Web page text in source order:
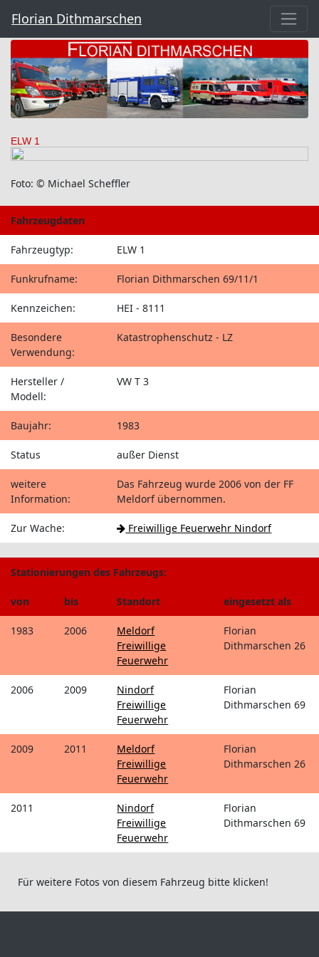
Florian Dithmarschen
ELW 1
Foto: © Michael Scheffler
Fahrzeugdaten
Fahrzeugtyp: ELW 1
Funkrufname: Florian Dithmarschen 69/11/1
Kennzeichen: HEI - 8111
Besondere
Verwendung:
Katastrophenschutz - LZ
Hersteller /
Modell:
VW T 3
Baujahr: 1983
Status außer Dienst
weitere
Information:
Das Fahrzeug wurde 2006 von der FF
Meldorf übernommen.
Zur Wache: Freiwillige Feuerwehr Nindorf
Stationierungen des Fahrzeugs:
von bis Standort eingesetzt als
1983 2006
Meldorf
Freiwillige
Feuerwehr
Florian
Dithmarschen 26
2006 2009
Nindorf
Freiwillige
Feuerwehr
Florian
Dithmarschen 69
2009 2011
Meldorf
Freiwillige
Feuerwehr
Florian
Dithmarschen 26
2011
Nindorf
Freiwillige
Feuerwehr
Florian
Dithmarschen 69
Für weitere Fotos von diesem Fahrzeug bitte klicken!